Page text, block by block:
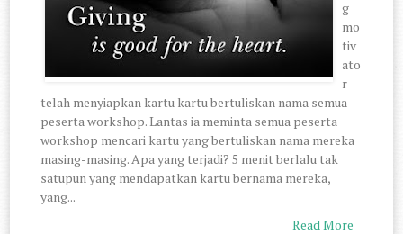
g
mo
tiv
ato
r
telah menyiapkan kartu kartu bertuliskan nama semua
peserta workshop. Lantas ia meminta semua peserta
workshop mencari kartu yang bertuliskan nama mereka
masing-masing. Apa yang terjadi? 5 menit berlalu tak
satupun yang mendapatkan kartu bernama mereka,
yang...
Read More